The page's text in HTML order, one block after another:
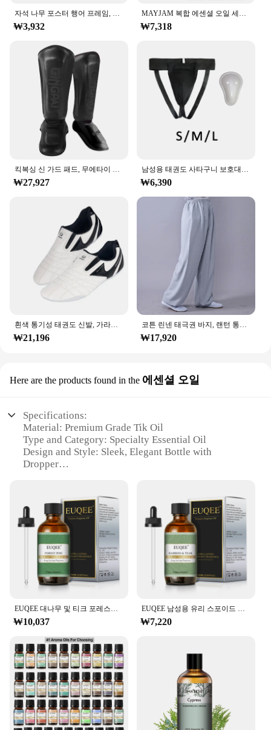
₩3,932 ₩7,318
₩27,927 ₩6,390
흰색 통기성 태권도 신발, 가라테 쿵푸 레슬링 무술 신발, 성인 어린이 미끄럼 방지 소프트 옥스포드 밑창 스니커즈
₩21,196
코튼 린넨 태극권 바지, 랜턴 통기성, 남성 무술 바지, 요가, 태권도 복싱, 가라테, 제트, 쿤도 바지
₩17,920
Here are the products found in the 에센셜 오일
Specifications:
Material: Premium Grade Tik Oil
Type and Category: Specialty Essential Oil
Design and Style: Sleek, Elegant Bottle with
Dropper
Performance and Property: Rich in Essential Fatty
Acids
Parts and Accessories: Comes with a Dropper for
Precise Application
Features:
**Unmatched Quality and Versatility**
Discover the transformative power of Tik Oil with
discerning user seeking the highest quality in
aromatherapy and personal care. This specialty oil,
appreciate the finer things in life. Its premium grade
composition ensures that each drop delivers a rich,
luxurious experience that is both invigorating and
soothing. Whether you're seeking to enhance your
meditation practice, indulge in a relaxing spa day,
or simply enjoy the benefits of natural remedies,
this Tik Oil set is the perfect addition to your
₩10,037 ₩7,220